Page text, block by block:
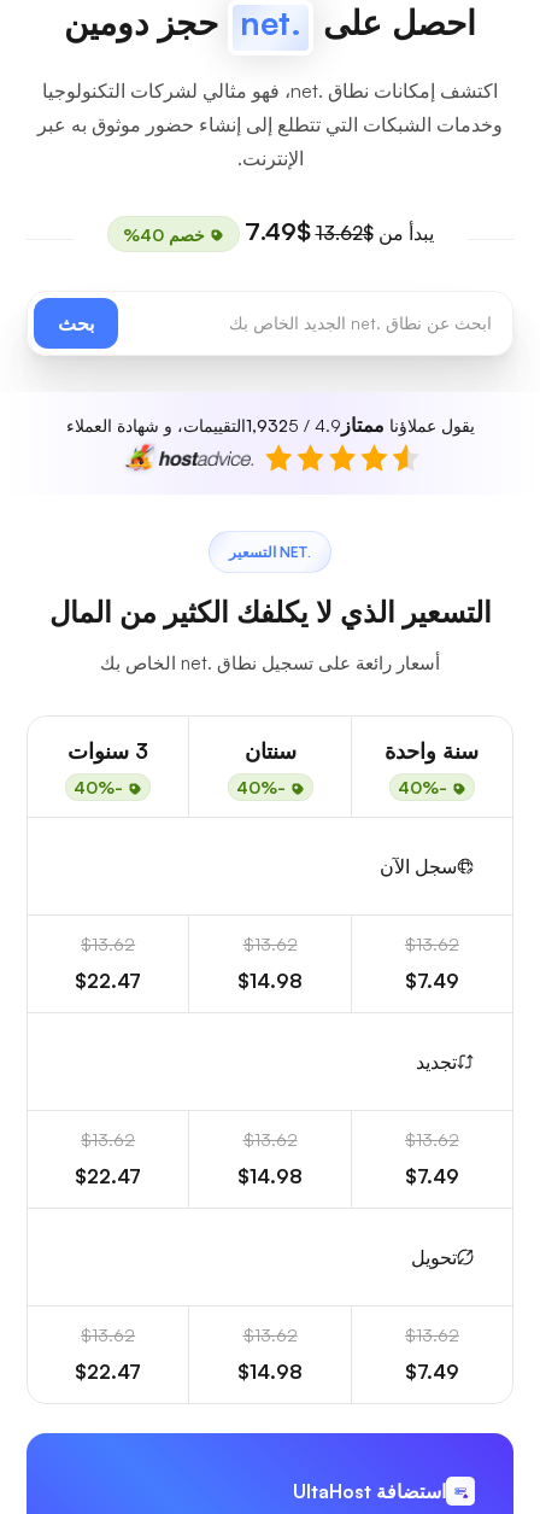
احصل على .net حجز دومين
اكتشف إمكانات نطاق .net، فهو مثالي لشركات التكنولوجيا
وخدمات الشبكات التي تتطلع إلى إنشاء حضور موثوق به عبر
الإنترنت.
يبدأ من$13.62
$7.49 خصم 40%
بحث
يقول عملاؤنا ممتاز 4.9 / 5
1,932التقييمات، و شهادة العملاء
.NET التسعير
التسعير الذي لا يكلفك الكثير من المال
أسعار رائعة على تسجيل نطاق .net الخاص بك
سنة واحدة
-40%
سنتان
-40%
3 سنوات
-40%
سجل الآن
$13.62
$7.49
$13.62
$14.98
$13.62
$22.47
تجديد
$13.62
$7.49
$13.62
$14.98
$13.62
$22.47
تحويل
$13.62
$7.49
$13.62
$14.98
$13.62
$22.47
استضافة UltaHost